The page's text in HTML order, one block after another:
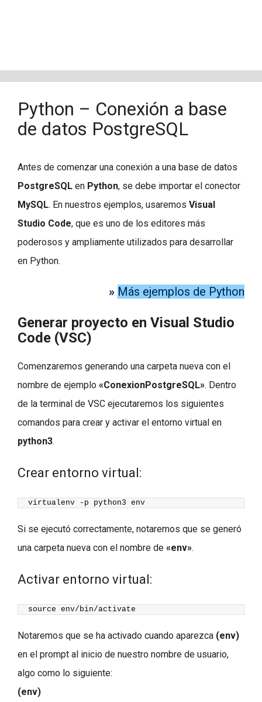
Python – Conexión a base
de datos PostgreSQL
Antes de comenzar una conexión a una base de datos
PostgreSQL en Python, se debe importar el conector
MySQL. En nuestros ejemplos, usaremos Visual
Studio Code, que es uno de los editores más
poderosos y ampliamente utilizados para desarrollar
en Python.
» Más ejemplos de Python
Generar proyecto en Visual Studio
Code (VSC)
Comenzaremos generando una carpeta nueva con el
nombre de ejemplo «ConexionPostgreSQL». Dentro
de la terminal de VSC ejecutaremos los siguientes
comandos para crear y activar el entorno virtual en
python3.
Crear entorno virtual:
virtualenv -p python3 env
Si se ejecutó correctamente, notaremos que se generó
una carpeta nueva con el nombre de «env».
Activar entorno virtual:
source env/bin/activate
Notaremos que se ha activado cuando aparezca (env)
en el prompt al inicio de nuestro nombre de usuario,
algo como lo siguiente:
(env)